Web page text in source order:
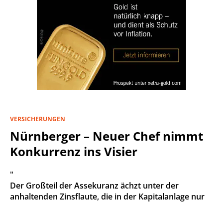
VERSICHERUNGEN
Nürnberger – Neuer Chef nimmt
Konkurrenz ins Visier
"
Der Großteil der Assekuranz ächzt unter der
anhaltenden Zinsflaute, die in der Kapitalanlage nur